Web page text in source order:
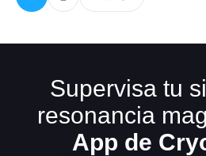
Supervisa tu
resonancia
App de